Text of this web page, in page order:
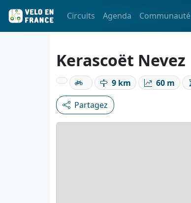
Circuits Agenda Communauté
Kerascoët Nevez
9 km 60 m
Partagez